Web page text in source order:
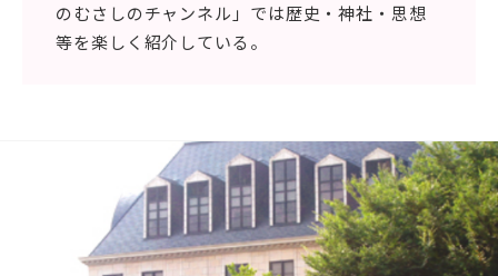
follow us
武蔵野学院
武蔵野学院大学大学院
のむさしのチャンネル」では歴史・神社・思想
等を楽しく紹介している。